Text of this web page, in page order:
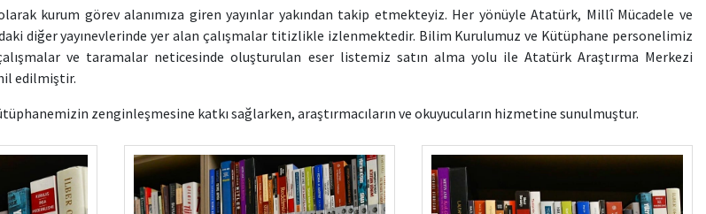
kurum görev alanımıza giren yayınlar yakından takip etmekteyiz. Her yönüyle Atatürk, Millî Mücadele ve
diğer yayınevlerinde yer alan çalışmalar titizlikle izlenmektedir. Bilim Kurulumuz ve Kütüphane personelimiz
ve taramalar neticesinde oluşturulan eser listemiz satın alma yolu ile Atatürk Araştırma Merkezi
edilmiştir.
zenginleşmesine katkı sağlarken, araştırmacıların ve okuyucuların hizmetine sunulmuştur.